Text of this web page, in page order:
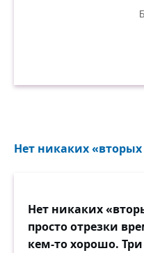
И тогда я снова
Нет никаких
Нет никаких
просто отрезки
кем-то хорошо.